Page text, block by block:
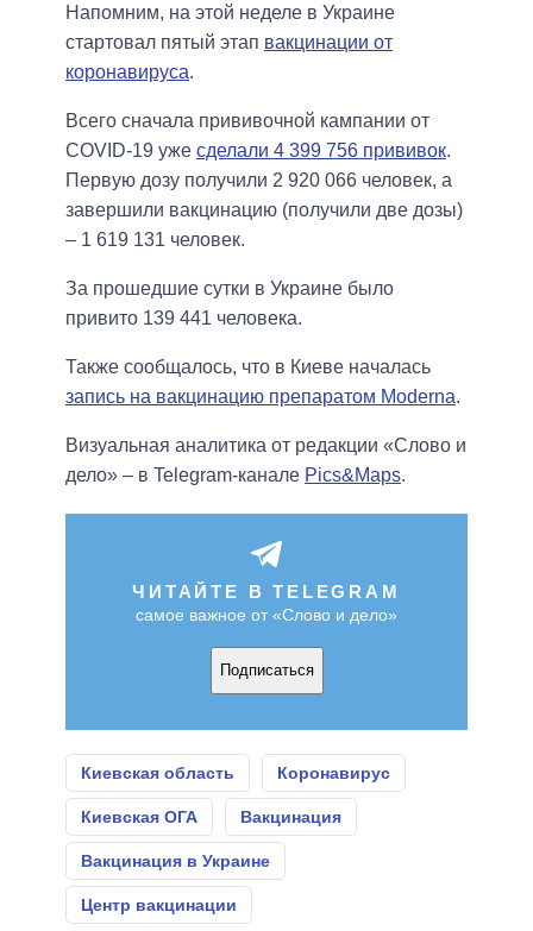
Напомним, на этой неделе в Украине
стартовал пятый этап вакцинации от
коронавируса.
Всего сначала прививочной кампании от
COVID-19 уже сделали 4 399 756 прививок.
Первую дозу получили 2 920 066 человек, а
завершили вакцинацию (получили две дозы)
– 1 619 131 человек.
За прошедшие сутки в Украине было
привито 139 441 человека.
Также сообщалось, что в Киеве началась
запись на вакцинацию препаратом Moderna.
Визуальная аналитика от редакции «Слово и
дело» – в Telegram-канале Pics&Maps.
ЧИТАЙТЕ В TELEGRAM
самое важное от «Слово и дело»
Подписаться
Киевская область Коронавирус
Киевская ОГА Вакцинация
Вакцинация в Украине
Центр вакцинации